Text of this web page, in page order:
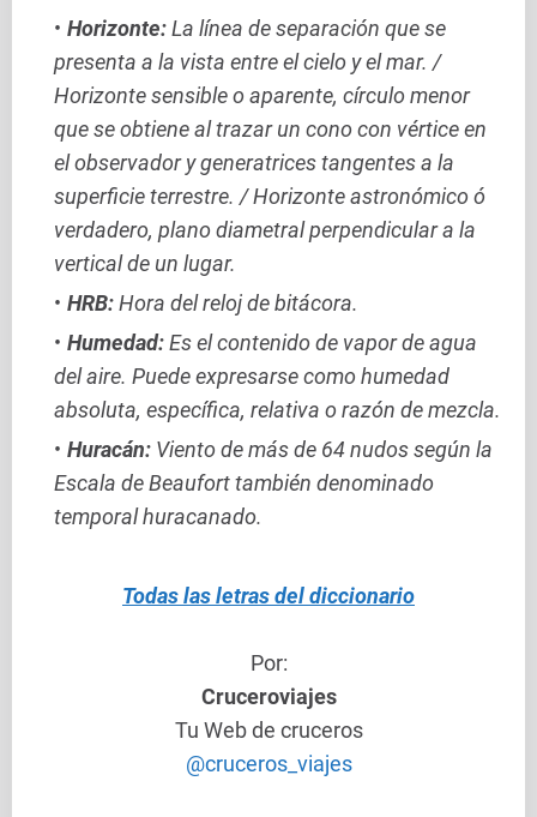
Horizonte:La línea de separación que se
presenta a la vista entre el cielo y el mar. /
Horizonte sensible o aparente, círculo menor
que se obtiene al trazar un cono con vértice en
el observador y generatrices tangentes a la
superficie terrestre. / Horizonte astronómico ó
verdadero, plano diametral perpendicular a la
vertical de un lugar.
HRB:Hora del reloj de bitácora.
Humedad:Es el contenido de vapor de agua
del aire. Puede expresarse como humedad
absoluta, específica, relativa o razón de mezcla.
Huracán: Viento de más de 64 nudos según la
Escala de Beaufort también denominado
temporal huracanado.
Todas las letras del diccionario
Por:
Cruceroviajes
Tu Web de cruceros
@cruceros_viajes